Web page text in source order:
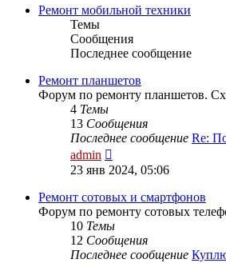
сообщению
Ремонт мобильной техники
Темы
Сообщения
Последнее сообщение
Ремонт планшетов
Форум по ремонту планшетов.
4 Темы
13 Сообщения
Последнее сообщение Re:
admin
к
сообщению
23 янв 2024, 05:06
Ремонт сотовых и смартфонов
Форум по ремонту сотовых
10 Темы
12 Сообщения
Последнее сообщение